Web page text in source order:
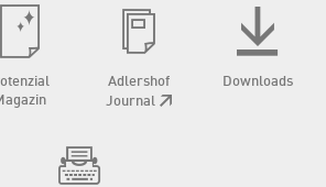
Adlershof
Journal
Downloads